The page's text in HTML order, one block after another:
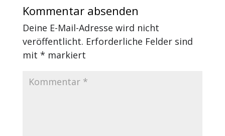
Kommentar absenden
Deine E-Mail-Adresse wird nicht
veröffentlicht. Erforderliche Felder sind
mit * markiert